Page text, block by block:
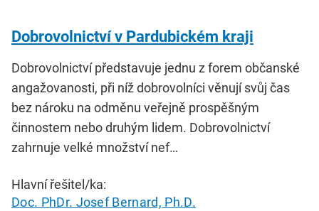
Dobrovolnictví v Pardubickém kraji
Dobrovolnictví představuje jednu z forem občanské
angažovanosti, při níž dobrovolníci věnují svůj čas
bez nároku na odměnu veřejně prospěšným
činnostem nebo druhým lidem. Dobrovolnictví
zahrnuje velké množství nef…
Hlavní řešitel/ka:
Doc. PhDr. Josef Bernard, Ph.D.